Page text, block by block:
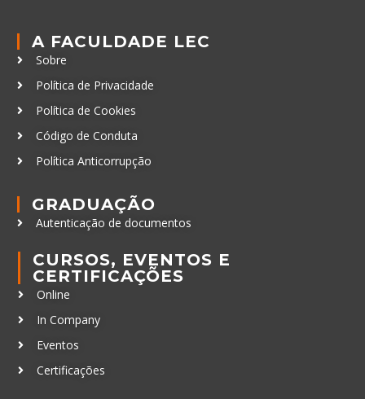
Política de Privacidade
Política de Cookies
Código de Conduta
Política Anticorrupção
GRADUAÇÃO
CURSOS, EVENTOS E
CERTIFICAÇÕES
Online
In Company
Eventos
Certificações
CONTATO
+55 11 3259-2837